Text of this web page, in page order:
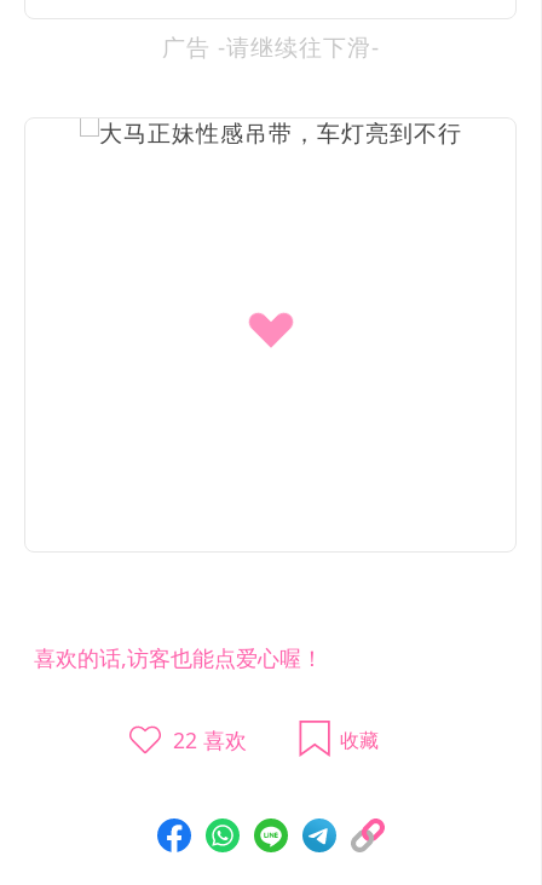
广告 -请继续往下滑-
喜欢的话,访客也能点爱心喔！
22喜欢 收藏